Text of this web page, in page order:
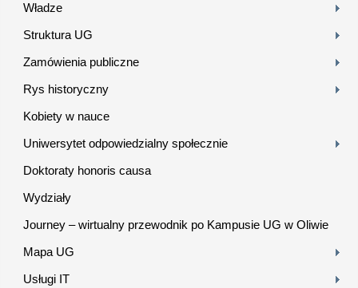
Władze
Struktura UG
Zamówienia publiczne
Rys historyczny
Kobiety w nauce
Uniwersytet odpowiedzialny społecznie
Doktoraty honoris causa
Wydziały
Journey – wirtualny przewodnik po Kampusie UG w Oliwie
Mapa UG
Usługi IT